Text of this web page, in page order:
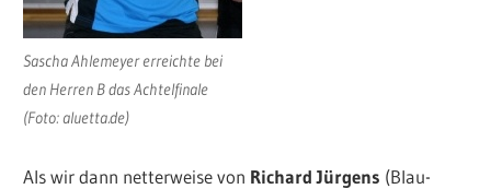
Sascha Ahlemeyer erreichte bei
den Herren B das Achtelfinale
(Foto: aluetta.de)
Als wir dann netterweise von Richard Jürgens (Blau-